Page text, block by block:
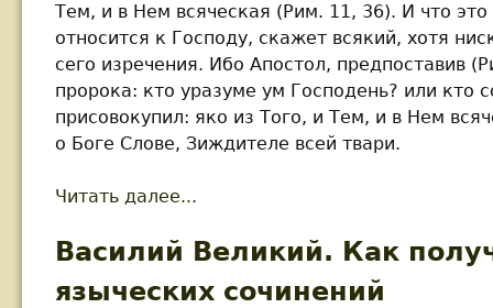
Тем, и в Нем всяческая (Рим. 11, 36). И что
относится к Господу, скажет всякий, хотя
сего изречения. Ибо Апостол, предпоставив
пророка: кто уразуме ум Господень? или кто
присовокупил: яко из Того, и Тем, и в Нем
о Боге Слове, Зиждителе всей твари.
Читать далее...
Василий Великий. Как
языческих сочинений